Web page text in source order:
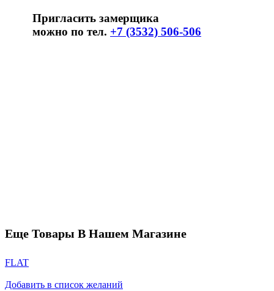
Пригласить замерщика
можно по тел. +7 (3532) 506-506
Еще Товары В Нашем Магазине
FLAT
Добавить в список желаний